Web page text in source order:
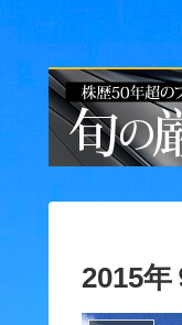
2015